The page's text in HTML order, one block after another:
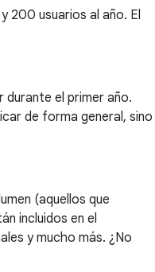
200 usuarios al año. El
el primer año.
de forma general, sino
(aquellos que
incluidos en el
y mucho más. ¿No